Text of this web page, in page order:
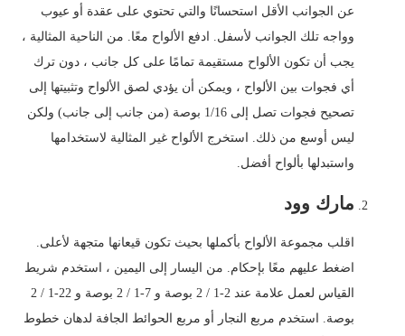
عن الجوانب الأقل استحسانًا والتي تحتوي على عقدة أو عيوب
وواجه تلك الجوانب لأسفل. ادفع الألواح معًا. من الناحية المثالية ،
يجب أن تكون الألواح مستقيمة تمامًا على كل جانب ، دون ترك
أي فجوات بين الألواح ، ويمكن أن يؤدي لصق الألواح وتثبيتها إلى
تصحيح فجوات تصل إلى 1/16 بوصة (من جانب إلى جانب) ولكن
ليس أوسع من ذلك. استخرج الألواح غير المثالية لاستخدامها
واستبدلها بألواح أفضل.
مارك وود
اقلب مجموعة الألواح بأكملها بحيث تكون قيعانها متجهة لأعلى.
اضغط عليهم معًا بإحكام. من اليسار إلى اليمين ، استخدم شريط
القياس لعمل علامة عند 2-1 / 2 بوصة و 7-1 / 2 بوصة و 22-1 / 2
بوصة. استخدم مربع النجار أو مربع الحوائط الجافة لدهان خطوط